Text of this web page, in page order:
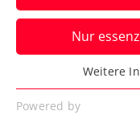
weiß-rot
Neil
sein. Sein
Tulln wird
Nur
Essenziell
Essenzielle Cookies
Weitere
Powered by